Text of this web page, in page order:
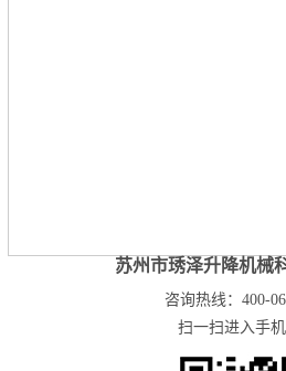
苏州市琇泽升降机械
咨询热线：400-
扫一扫进入手